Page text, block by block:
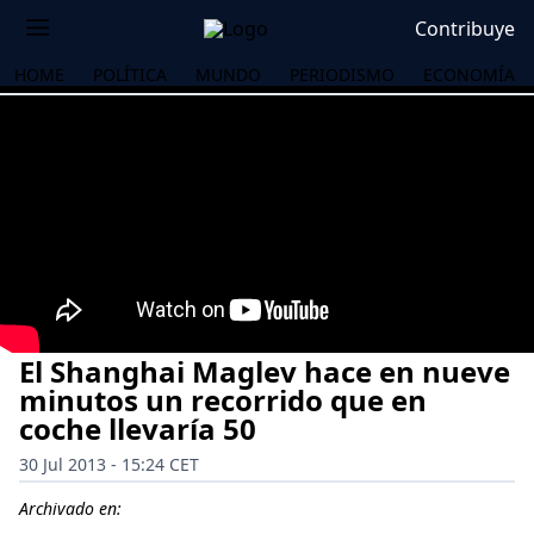
Contribuye
HOME POLÍTICA MUNDO PERIODISMO ECONOMÍA
El Shanghai Maglev hace en nueve
minutos un recorrido que en
coche llevaría 50
30 Jul 2013 - 15:24 CET
Archivado en: